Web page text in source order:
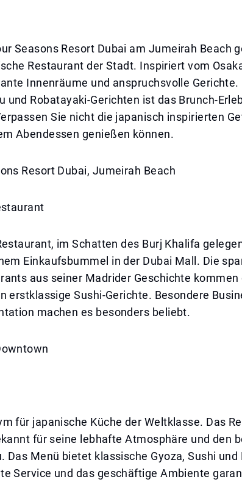
Seasons Resort Dubai am Jumeirah Beach
Restaurant der Stadt. Inspiriert vom
Innenräume und anspruchsvolle Gerichte.
und Robatayaki-Gerichten ist das Brunch-
Sie nicht die japanisch inspirierten
Abendessen genießen können.
Resort Dubai, Jumeirah Beach
im Schatten des Burj Khalifa
Einkaufsbummel in der Dubai Mall. Die
aus seiner Madrider Geschichte
erstklassige Sushi-Gerichte. Besondere
machen es besonders beliebt.
für japanische Küche der Weltklasse. Das
für seine lebhafte Atmosphäre und den
Das Menü bietet klassische Gyoza, Sushi und
Service und das geschäftige Ambiente